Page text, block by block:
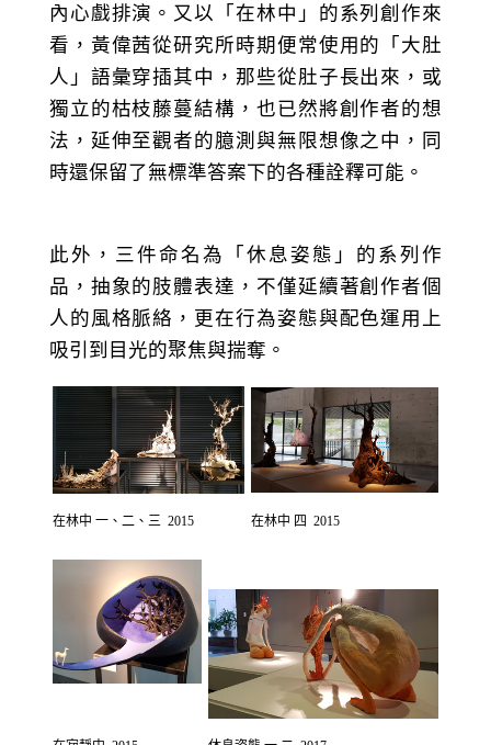
內心戲排演。又以「在林中」的系列創作來
看，黃偉茜從研究所時期便常使用的「大肚
人」語彙穿插其中，那些從肚子長出來，或
獨立的枯枝藤蔓結構，也已然將創作者的想
法，延伸至觀者的臆測與無限想像之中，同
時還保留了無標準答案下的各種詮釋可能。
此外，三件命名為「休息姿態」的系列作
品，抽象的肢體表達，不僅延續著創作者個
人的風格脈絡，更在行為姿態與配色運用上
吸引到目光的聚焦與揣奪。
在林中 一、二、三 2015 在林中 四 2015